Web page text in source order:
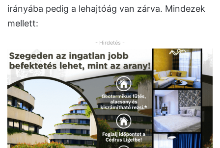
irányába pedig a lehajtóág van zárva. Mindezek
mellett:
- Hirdetés -